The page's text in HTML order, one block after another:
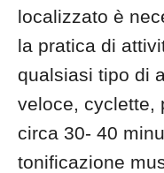
localizzato è
la pratica di
qualsiasi tipo di
veloce, cyclette,
circa 30- 40
tonificazione